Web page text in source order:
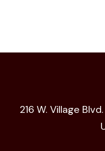
216 W. Village